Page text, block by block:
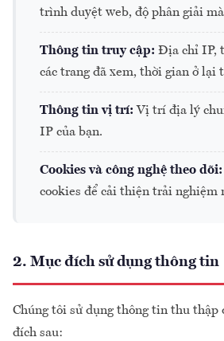
trình duyệt web, độ phân giải
Thông tin truy cập: Địa chỉ IP,
các trang đã xem, thời gian ở lại
Thông tin vị trí: Vị trí địa lý
IP của bạn.
Cookies và công nghệ theo dõi:
cookies để cải thiện trải nghiệm
2. Mục đích sử dụng thông tin
Chúng tôi sử dụng thông tin thu thập
đích sau: